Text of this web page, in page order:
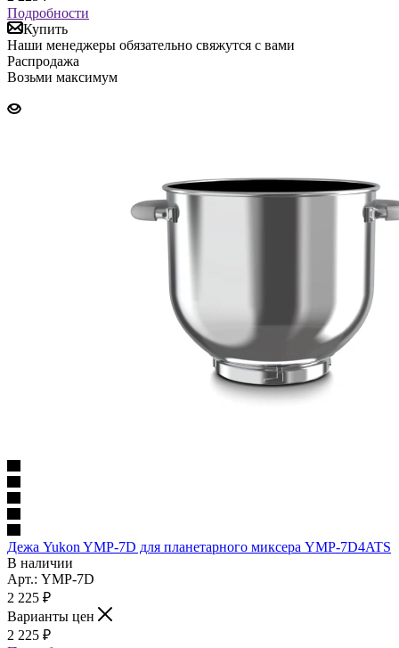
Подробности
Купить
Наши менеджеры обязательно свяжутся с вами
Распродажа
Возьми максимум
Дежа Yukon YMP-7D для планетарного миксера YMP-7D4ATS
В наличии
Арт.: YMP-7D
2 225 ₽
Варианты цен
2 225 ₽